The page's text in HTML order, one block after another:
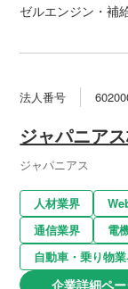
ゼルエンジン・補
法人番号
ジャパニア
ジャパニアス
人材業界
通信業界
電
自動車・乗り物
企業詳細ペ